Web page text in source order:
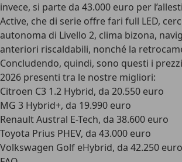
invece, si parte da 43.000 euro per
Active, che di serie offre fari full LED,
autonoma di Livello 2, clima bizona,
anteriori riscaldabili, nonché la
Concludendo, quindi, sono questi i
2026 presenti tra le nostre migliori:
Citroen C3 1.2 Hybrid, da 20.550 euro
MG 3 Hybrid+, da 19.990 euro
Renault Austral E-Tech, da 38.600 euro
Toyota Prius PHEV, da 43.000 euro
Volkswagen Golf eHybrid, da 42.250 euro